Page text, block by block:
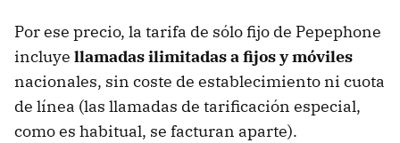
Por ese precio, la tarifa de sólo fijo de Pepephone
incluye llamadas ilimitadas a fijos y móviles
nacionales, sin coste de establecimiento ni cuota
de línea (las llamadas de tarificación especial,
como es habitual, se facturan aparte).